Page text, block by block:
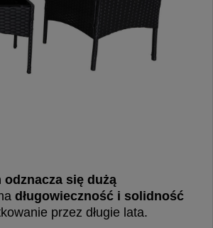
się dużą
długowieczność i solidność
przez długie lata.